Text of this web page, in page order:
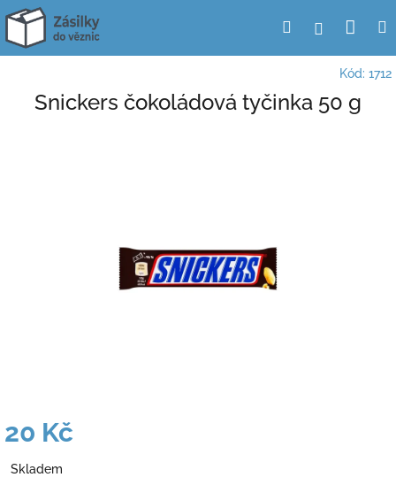
Přejít
obsah
HledatPřihlášení
Kód: 1712
Snickers čokoládová tyčinka 50 g
20 Kč
cena:
Skladem